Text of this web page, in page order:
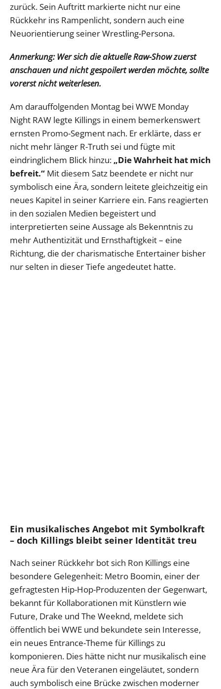
zurück. Sein Auftritt markierte nicht nur eine
Rückkehr ins Rampenlicht, sondern auch eine
Neuorientierung seiner Wrestling-Persona.
Anmerkung: Wer sich die aktuelle Raw-Show zuerst
anschauen und nicht gespoilert werden möchte, sollte
vorerst nicht weiterlesen.
Am darauffolgenden Montag bei WWE Monday
Night RAW legte Killings in einem bemerkenswert
ernsten Promo-Segment nach. Er erklärte, dass er
nicht mehr länger R-Truth sei und fügte mit
eindringlichem Blick hinzu: „Die Wahrheit hat mich
befreit.“ Mit diesem Satz beendete er nicht nur
symbolisch eine Ära, sondern leitete gleichzeitig ein
neues Kapitel in seiner Karriere ein. Fans reagierten
in den sozialen Medien begeistert und
interpretierten seine Aussage als Bekenntnis zu
mehr Authentizität und Ernsthaftigkeit – eine
Richtung, die der charismatische Entertainer bisher
nur selten in dieser Tiefe angedeutet hatte.
Ein musikalisches Angebot mit Symbolkraft
– doch Killings bleibt seiner Identität treu
Nach seiner Rückkehr bot sich Ron Killings eine
besondere Gelegenheit: Metro Boomin, einer der
gefragtesten Hip-Hop-Produzenten der Gegenwart,
bekannt für Kollaborationen mit Künstlern wie
Future, Drake und The Weeknd, meldete sich
öffentlich bei WWE und bekundete sein Interesse,
ein neues Entrance-Theme für Killings zu
komponieren. Dies hätte nicht nur musikalisch eine
neue Ära für den Veteranen eingeläutet, sondern
auch symbolisch eine Brücke zwischen moderner